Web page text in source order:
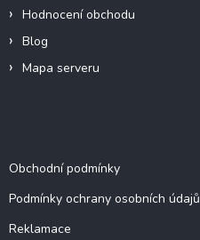
Hodnocení obchodu
Blog
Mapa serveru
Obchodní podmínky
Podmínky ochrany osobních údajů
Reklamace